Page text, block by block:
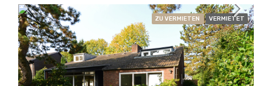
ZU VERMIETEN VERMIETET